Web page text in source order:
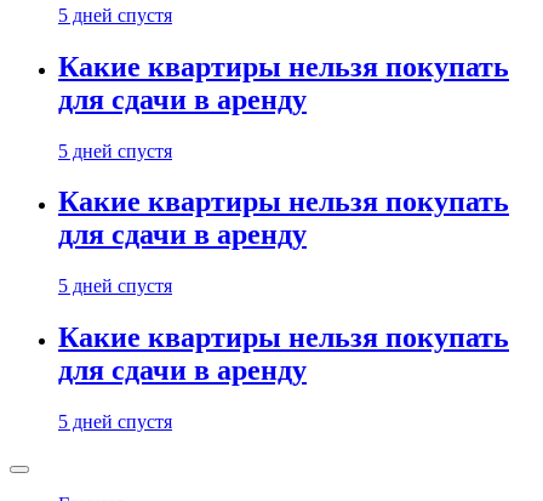
5 дней спустя
Какие квартиры нельзя покупать
для сдачи в аренду
5 дней спустя
Какие квартиры нельзя покупать
для сдачи в аренду
5 дней спустя
Какие квартиры нельзя покупать
для сдачи в аренду
5 дней спустя